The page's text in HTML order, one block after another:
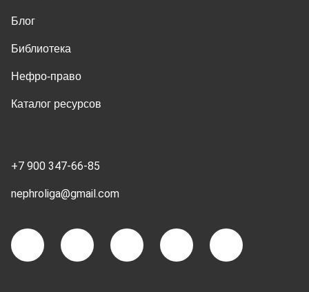
Блог
Библиотека
Нефро-право
Каталог ресурсов
+7 900 347-66-85
nephroliga@gmail.com